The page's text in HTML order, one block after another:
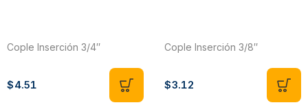
Cople Inserción 3/4″
$4.51
Cople Inserción 3/8″
$3.12